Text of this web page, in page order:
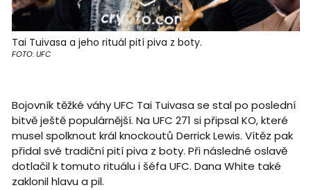
Tai Tuivasa a jeho rituál pití piva z boty.
FOTO: UFC
Bojovník těžké váhy UFC Tai Tuivasa se stal po poslední
bitvě ještě populárnější. Na UFC 271 si připsal KO, které
musel spolknout král knockoutů Derrick Lewis. Vítěz pak
přidal své tradiční pití piva z boty. Při následné oslavě
dotlačil k tomuto rituálu i šéfa UFC. Dana White také
zaklonil hlavu a pil.